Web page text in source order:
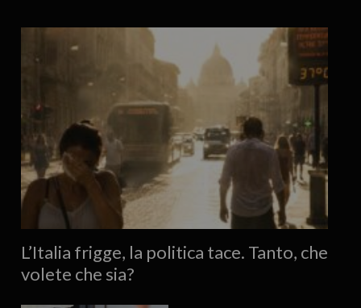
L’Italia frigge, la politica tace. Tanto, che
volete che sia?